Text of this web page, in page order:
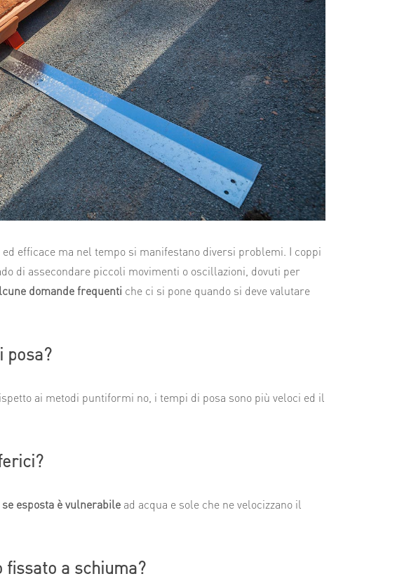
efficace ma nel tempo si manifestano diversi problemi. I coppi
di assecondare piccoli movimenti o oscillazioni, dovuti per
domande frequenti che ci si pone quando si deve valutare
posa?
ai metodi puntiformi no, i tempi di posa sono più veloci ed il
se esposta è vulnerabile ad acqua e sole che ne velocizzano il
fissato a schiuma?